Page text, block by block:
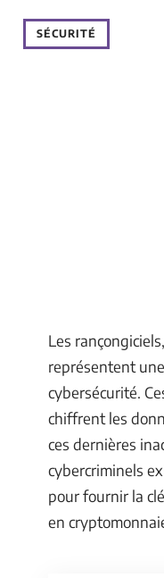
SÉCURITÉ
Les
représentent
cybersécurité.
chiffrent les
ces dernières
cybercriminels
pour fournir la
en